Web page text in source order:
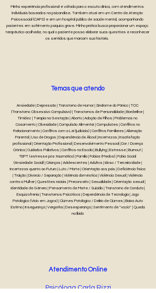
Minha experiência profissional é voltada para a escuta clínica, com atendimentos
individuais baseados na psicanálise. Também atuei em um Centro de Atenção
Psicossocial (CAPS) e em um hospital público de saúde mental, acompanhando
pacientes em sofrimento psíquico grave. Minha prática busca proporcionar um espaço
terapêutico acolhedor, no qual o paciente possa elaborar suas questões e reconhecer
os sentidos que marcam sua história.
Ansiedade | Depressão | Transtorno de Humor | Síndrome do Pânico | TOC
(Transtorno Obsessivo Compulsivo) | Transtornos de Personalidade | Borderline |
Timidez | Terapia na Gestação | Aborto | Adoção de Filhos | Problemas no
Casamento | Obesidade | Compulsão Alimentar | Compulsões | Conflitos no
Relacionamento | Conflitos com a Lei (judiciais) | Conflitos Familiares | Alienação
Parental | Uso de Drogas | Dependência de Álcool | Incertezas | Insatisfação
profissional | Orientação Profissional | Desenvolvimento Pessoal | Dor / Doença
Crônica | Cuidados Paliativos | Conflitos na Escola | Bullying | Estresse | Burnout |
TEPT (estresse pós traumático) | Família | Fobias (Medos) | Fobia Social
(Ansiedade Social) | Crianças | Adolescentes | Adultos | Idoso / Terceira idade |
Incertezas quanto ao Futuro | Luto / Morte | Orientação aos pais | Deficiência física
| Traição | Divórcio / Separação | Violência doméstica | Violência Sexual | Violência
contra a Mulher | Questões raciais | Preconceito | Sexualidade | Orientação sexual |
Identidade de Gênero | Pensamento de Morte / Suicídio | Transtorno de Conduta |
Esquizofrenia | Transtornos Psicóticos | Dependência de Tecnologia | Jogo
Patológico (Vício em Jogos) | Ciúmes Patológico / Delírio de Ciúmes | Baixa Auto
Estima | Insegurança | Vergonha | Desesperança | Sentimento de "vazio" | Queda
na libido
Temas que atendo
Atendimento Online
Psicóloga Carla Rizzi